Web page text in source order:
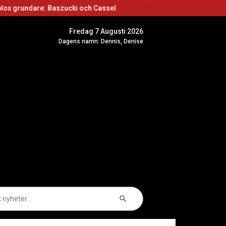
och Cassel
Fredag 7 Augusti 2026
Dagens namn: Dennis, Denise
Sökknapp